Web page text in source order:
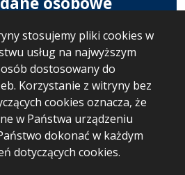
stosujemy pliki cookies w
usług na najwyższym
dostosowany do
Korzystanie z witryny bez
cookies oznacza, że
w Państwa urządzeniu
dokonać w każdym
dotyczących cookies.
[121]
07.08.2026 13:02